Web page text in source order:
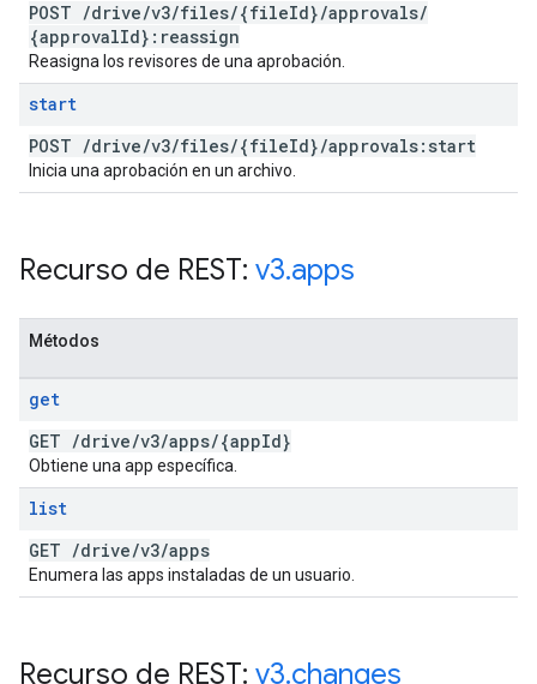
POST /drive/v3/files/{fileId}/approvals/
{approvalId}:reassign
Reasigna los revisores de una aprobación.
start
POST /drive/v3/files/{fileId}/approvals:start
Inicia una aprobación en un archivo.
Recurso de REST: v3.apps
Métodos
get
GET /drive/v3/apps/{appId}
Obtiene una app específica.
list
GET /drive/v3/apps
Enumera las apps instaladas de un usuario.
Recurso de REST: v3.changes